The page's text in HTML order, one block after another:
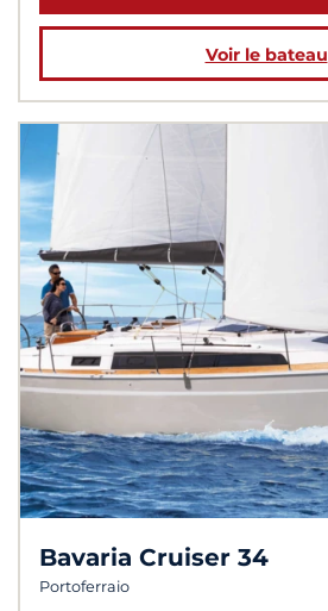
Voir le bateau
Bavaria Cruiser 34
Portoferraio